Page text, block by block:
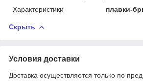
Характеристики
плавки-
Скрыть
Условия доставки
Доставка осуществляется только по